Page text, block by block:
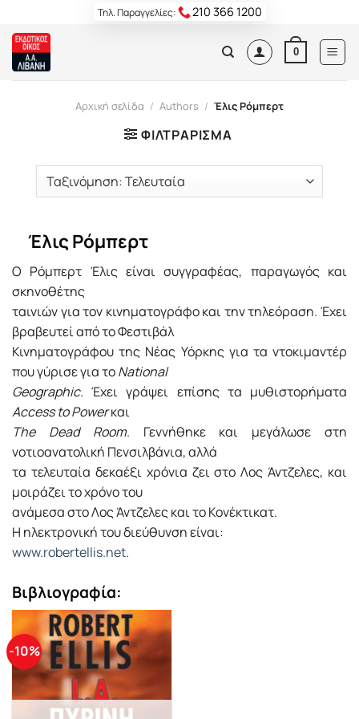
content
Τηλ. Παραγγελίες: 210 366 1200
0
Αρχική σελίδα / Authors / Έλις Ρόμπερτ
ΦΙΛΤΡΆΡΙΣΜΑ
Έλις Ρόμπερτ
Ο Ρόμπερτ Έλις είναι συγγραφέας, παραγωγός και
σκηνοθέτης
ταινιών για τον κινηματογράφο και την τηλεόραση. Έχει
βραβευτεί από το Φεστιβάλ
Κινηματογράφου της Νέας Υόρκης για τα ντοκιμαντέρ
που γύρισε για τοNational
Geographic. Έχει γράψει επίσης τα μυθιστορήματα
Access to Powerκαι
The Dead Room. Γεννήθηκε και μεγάλωσε στη
νοτιοανατολική Πενσιλβάνια, αλλά
τα τελευταία δεκαέξι χρόνια ζει στο Λος Άντζελες, και
μοιράζει το χρόνο του
ανάμεσα στο Λος Άντζελες και το Κονέκτικατ.
Η ηλεκτρονική του διεύθυνση είναι:
www.robertellis.net.
Βιβλιογραφία:
-10%